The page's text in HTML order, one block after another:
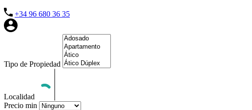
+34 96 680 36 35
Tipo de Propiedad
Localidad
Precio min